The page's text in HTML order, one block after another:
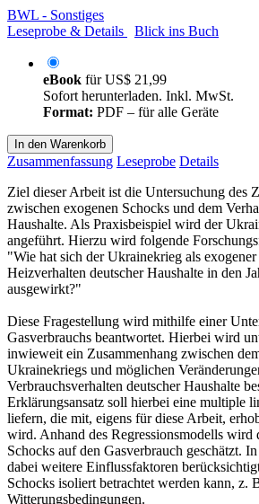
BWL - Sonstiges
Leseprobe & Details
Blick ins Buch
eBook fürUS$ 21,99
Sofort herunterladen. Inkl. MwSt.
Format: PDF – für alle Geräte
In den Warenkorb
Zusammenfassung Leseprobe Details
Ziel dieser Arbeit ist die Untersuchung des
zwischen exogenen Schocks und dem
Haushalte. Als Praxisbeispiel wird der
angeführt. Hierzu wird folgende
"Wie hat sich der Ukrainekrieg als
Heizverhalten deutscher Haushalte in den
ausgewirkt?"
Diese Fragestellung wird mithilfe einer
Gasverbrauchs beantwortet. Hierbei wird
inwieweit ein Zusammenhang zwischen
Ukrainekriegs und möglichen
Verbrauchsverhalten deutscher Haushalte
Erklärungsansatz soll hierbei eine multiple
liefern, die mit, eigens für diese Arbeit,
wird. Anhand des Regressionsmodells wird
Schocks auf den Gasverbrauch geschätzt.
dabei weitere Einflussfaktoren
Schocks isoliert betrachtet werden kann, z.
Witterungsbedingungen.